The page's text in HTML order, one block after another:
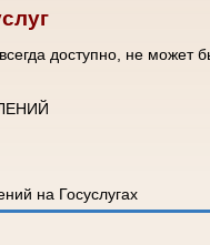
доступно, не может
на Госуслугах